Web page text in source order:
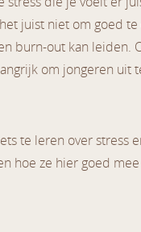
juist niet om goed
burn-out kan leiden.
om jongeren uit
te leren over stress
hoe ze hier goed